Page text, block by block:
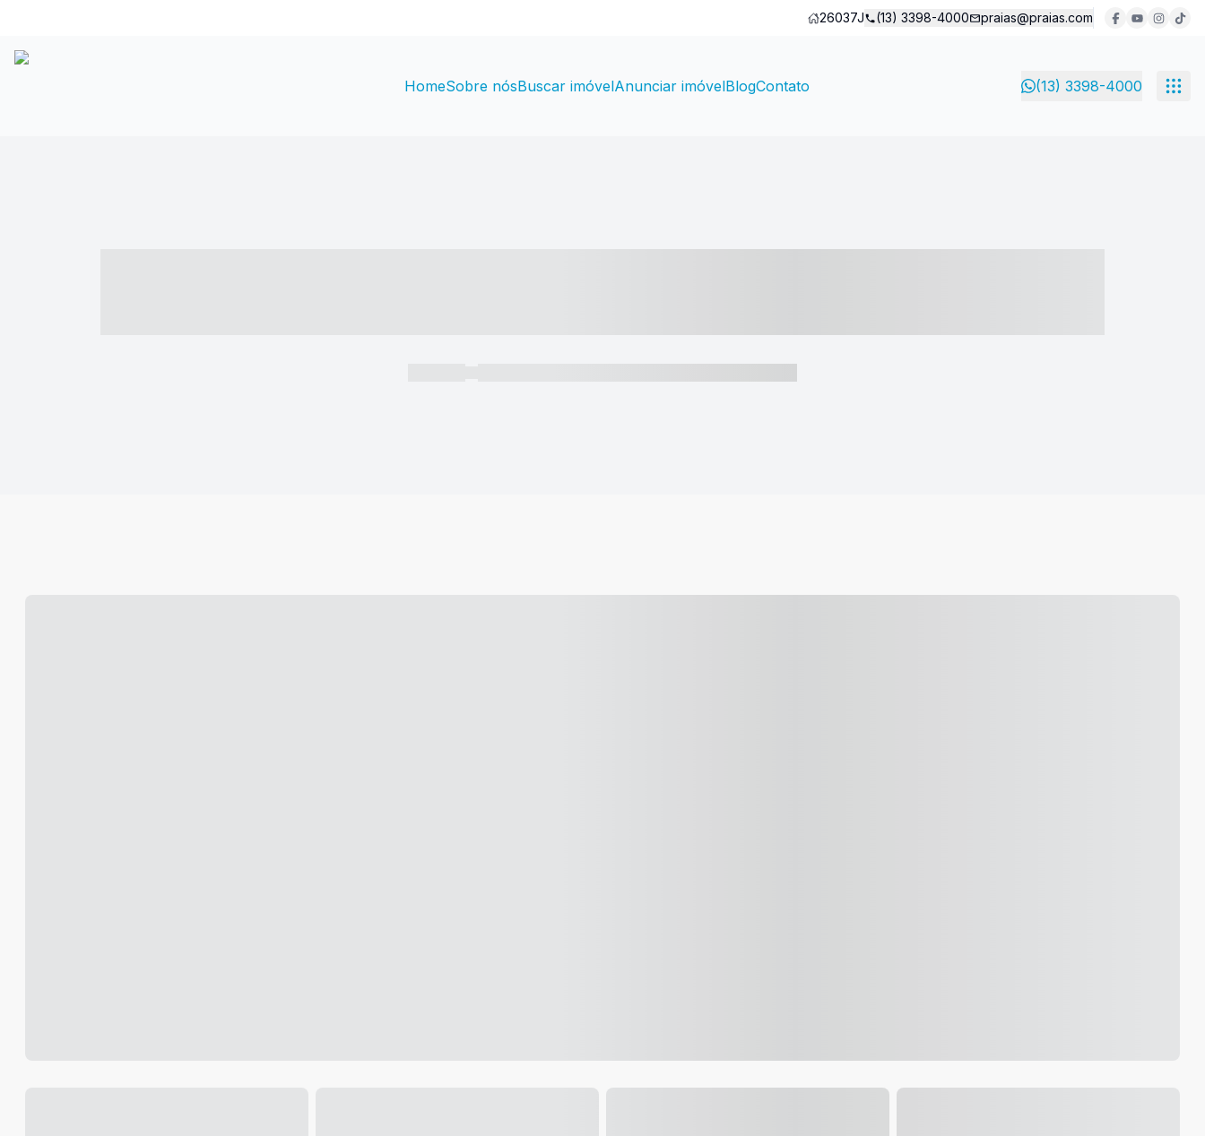
26037J (13) 3398-4000 praias@praias.com
HomeSobre nósBuscar imóvelAnunciar imóvelBlogContato (13) 3398-4000